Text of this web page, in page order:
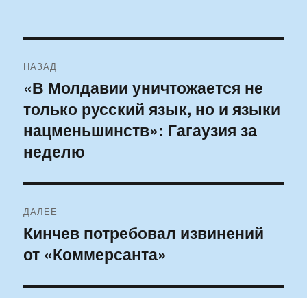
по
записям
НАЗАД
Предыдущая
запись:
«В Молдавии уничтожается не
только русский язык, но и языки
нацменьшинств»: Гагаузия за
неделю
ДАЛЕЕ
Следующая
запись:
Кинчев потребовал извинений
от «Коммерсанта»